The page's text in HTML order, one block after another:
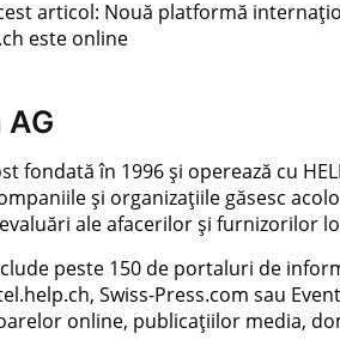
articol: Nouă platformă
este online
AG
fondată în 1996 și operează cu
și organizațiile găsesc
ale afacerilor și furnizorilor
peste 150 de portaluri de
Swiss-Press.com sau
online, publicațiilor media,